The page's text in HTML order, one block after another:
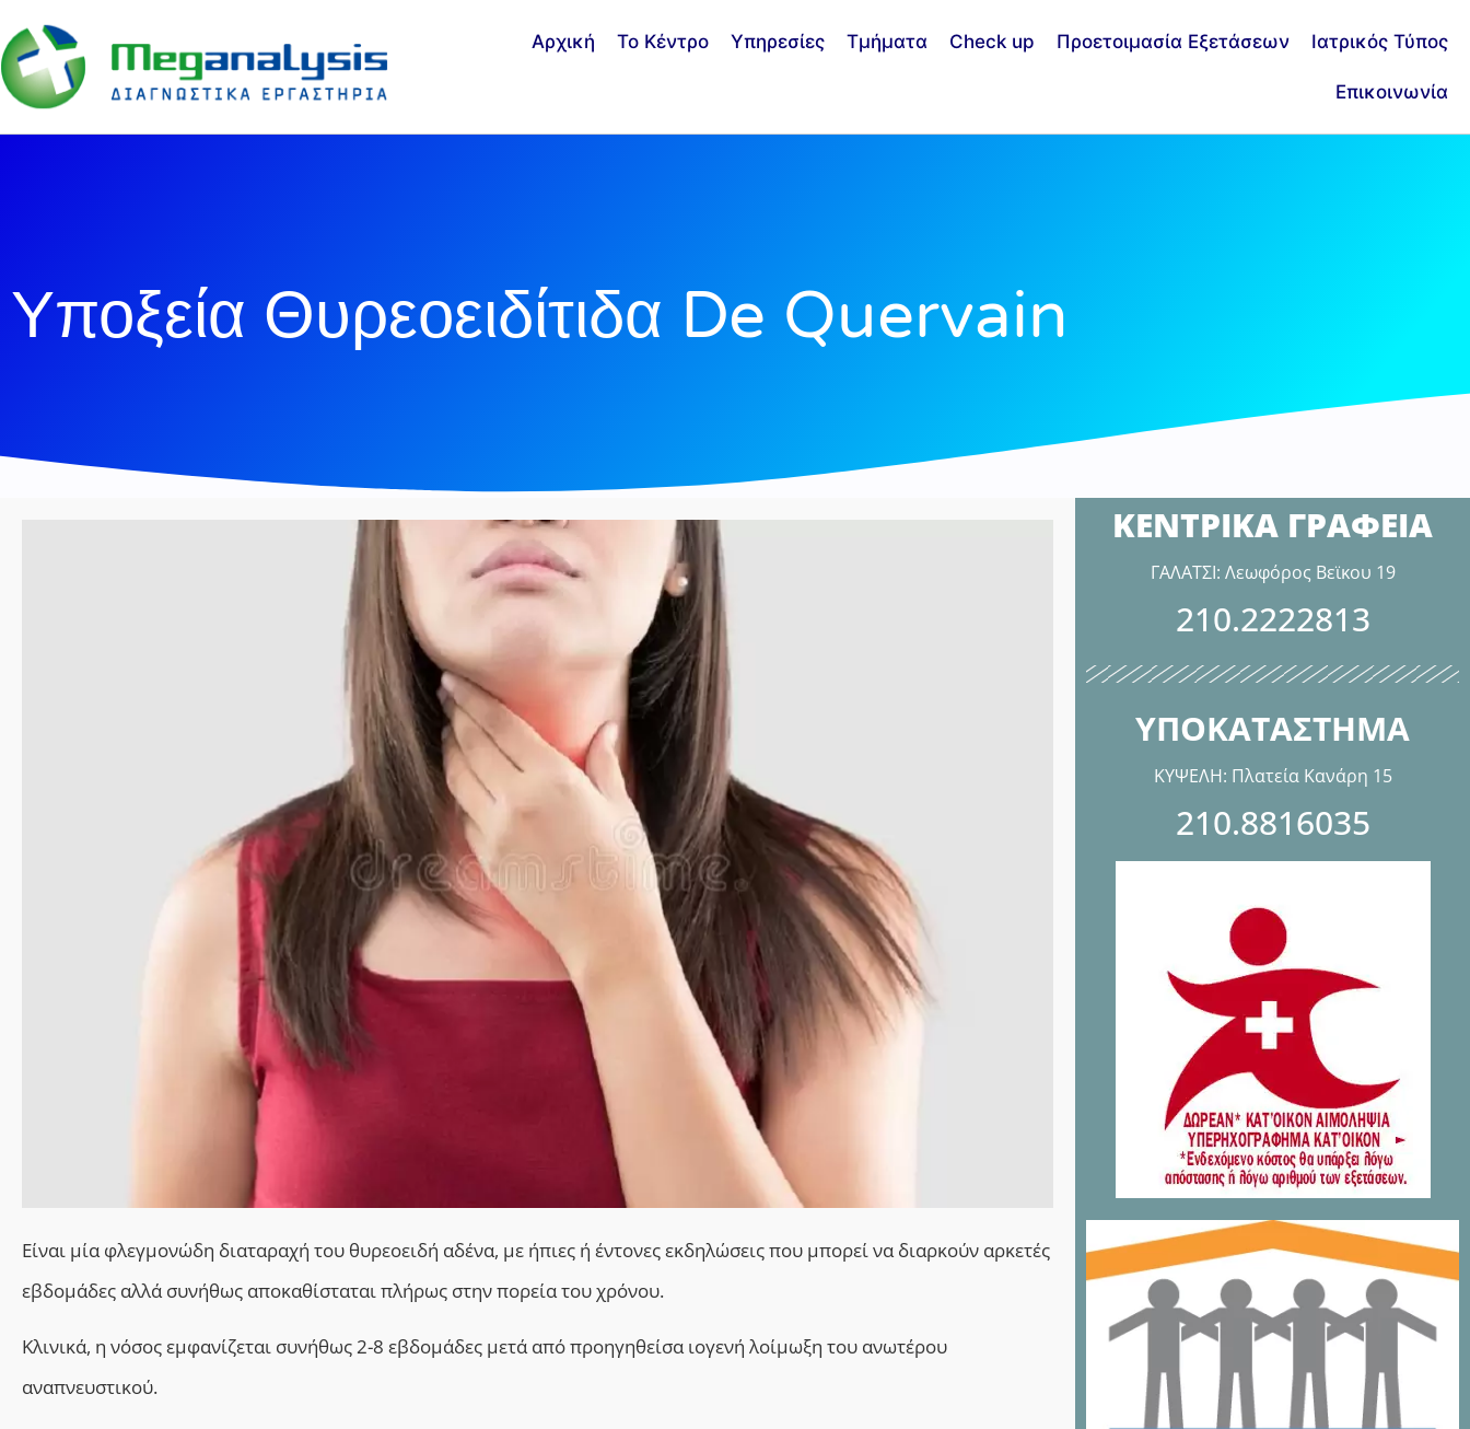
Αρχική Το Κέντρο Υπηρεσίες Τμήματα Check up Προετοιμασία Εξετάσεων Ιατρικός Τύπος
Επικοινωνία
Υποξεία Θυρεοειδίτιδα De Quervain
Είναι μία φλεγμονώδη διαταραχή του θυρεοειδή αδένα, με ήπιες ή έντονες εκδηλώσεις που μπορεί να διαρκούν αρκετές
εβδομάδες αλλά συνήθως αποκαθίσταται πλήρως στην πορεία του χρόνου.
Κλινικά, η νόσος εμφανίζεται συνήθως 2-8 εβδομάδες μετά από προηγηθείσα ιογενή λοίμωξη του ανωτέρου
αναπνευστικού.
ΚΕΝΤΡΙΚΑ ΓΡΑΦΕΙΑ
ΓΑΛΑΤΣΙ: Λεωφόρος Βεϊκου 19
210.2222813
ΥΠΟΚΑΤΑΣΤΗΜΑ
ΚΥΨΕΛΗ: Πλατεία Κανάρη 15
210.8816035